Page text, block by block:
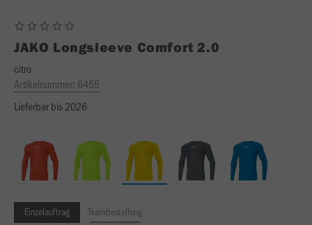
JAKO Longsleeve Comfort 2.0
citro
Artikelnummer: 6455
Lieferbar bis 2026
Einzelauftrag Teambestellung